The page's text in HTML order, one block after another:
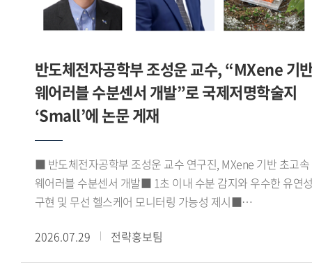
지원사업 내용의 소개로 마무리됐다.이번 학술대회는 한일
양국의 중동 연구자들이 동아시아의 무슬림 이주민이라는 공통
다졌다는 점에서 의의가 있다.
주한모로코대사의 축사를 비롯해 아비르 파이살(Abeer Faisal)
주한이집트대사관 2등서기관, 조지 해리슨(George Harrison)
연구센터의 출범을 축하하고 향후 활동에 대한 기대를 전했다.
포럼에서는 정지원 GBSI 센터 코디네이터가 'GBSI
아프리카녹색성장연구센터 VISION 2030'을 주제로 센터의
중장기 연구 비전과 추진 방향을 발표했다. 이어 노지현
아프리카연구소 HK연구교수, 김규연 이화여자대학교
기후변화예측연구센터 박사후연구원, 에마누엘라 도린 코피
(Emmanuella Doreen Kwofie) 녹색기후기금(GCF) 프로그램
오피서(Programme Officer)가 발표와 토론에 참여해 한-
등에 대해 심도 있는 논의를 이어갔다.이번 포럼은
반도체전자공학부 조성운 교수, “MXene 기
웨어러블 수분센서 개발”로 국제저명학술지
‘Small’에 논문 게재
■ 반도체전자공학부 조성운 교수 연구진, MXene 기반 초고속
웨어러블 수분센서 개발■ 1초 이내 수분 감지와 우수한 유연
구현 및 무선 헬스케어 모니터링 가능성 제시■
『Small』(Impact factor 11.8) 게재우리 대학
반도체전자공학부 조성운 교수 연구진이 실리카 나노입자와
2026.07.29 전략홍보팀